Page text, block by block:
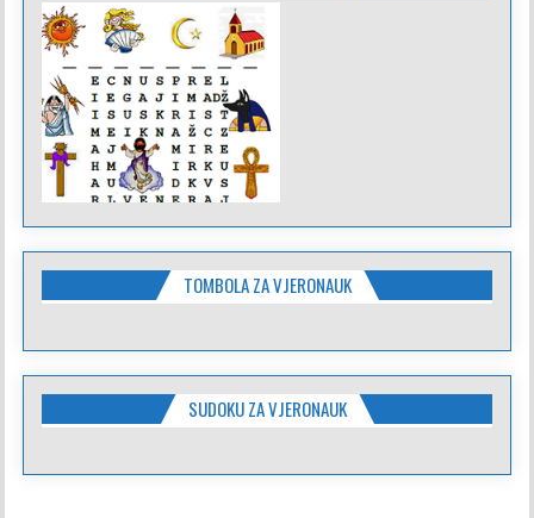
TOMBOLA ZA VJERONAUK
SUDOKU ZA VJERONAUK